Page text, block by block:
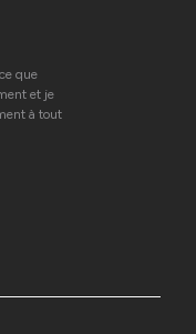
que
et je
à tout